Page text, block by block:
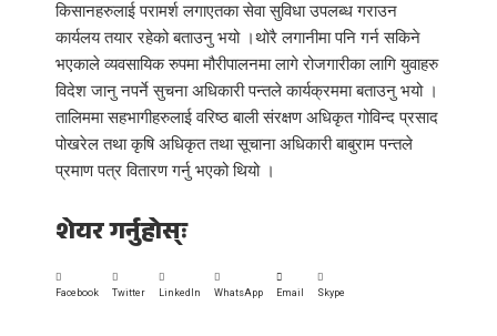
किसानहरुलाई परामर्श लगाएतका सेवा सुविधा उपलब्ध गराउन
कार्यलय तयार रहेको बताउनु भयो ।थोरै लगानीमा पनि गर्न सकिने
भएकाले व्यवसायिक रुपमा मौरीपालनमा लागे रोजगारीका लागि युवाहरु
विदेश जानु नपर्ने सुचना अधिकारी पन्तले कार्यक्रममा बताउनु भयो ।
तालिममा सहभागीहरुलाई वरिष्ठ बाली संरक्षण अधिकृत गोविन्द प्रसाद
पोखरेल तथा कृषि अधिकृत तथा सूचाना अधिकारी बाबुराम पन्तले
प्रमाण पत्र वितारण गर्नु भएको थियो ।
शेयर गर्नुहोस्ः
Facebook Twitter LinkedIn WhatsApp Email Skype